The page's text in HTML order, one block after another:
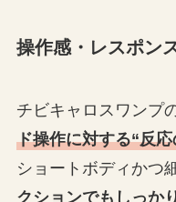
操作感・レスポン
チビキャロスワンプ
ド操作に対する“反
ショートボディかつ
クションでもしっか